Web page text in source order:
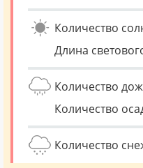
Количество
Длина
Количество
Количество
Количество